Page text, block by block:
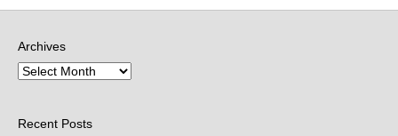
Archives
Recent Posts